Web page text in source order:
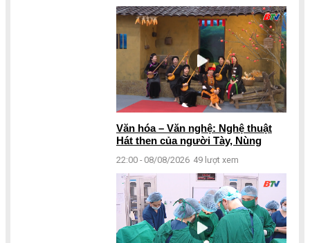
Văn hóa – Văn nghệ: Nghệ thuật
Hát then của người Tày, Nùng
22:00 - 08/08/2026 49 lượt xem